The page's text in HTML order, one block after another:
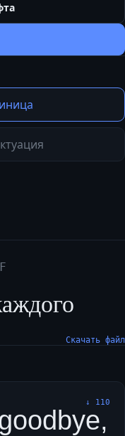
Скачать файл
↓ 110